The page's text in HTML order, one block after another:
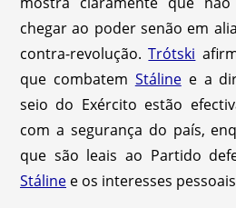
chegar ao poder senão em
contra-revolução.Trótski
que combatem Stálinee a
seio do Exército estão
com a segurança do país,
que são leais ao Partido
Stáline e os interesses